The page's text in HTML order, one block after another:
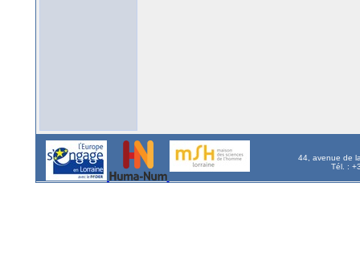
44, avenue de
Tél. :